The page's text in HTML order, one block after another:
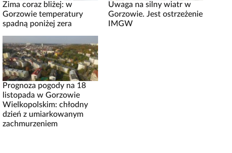
Zima coraz bliżej: w
Gorzowie temperatury
spadną poniżej zera
Uwaga na silny wiatr w
Gorzowie. Jest ostrzeżenie
IMGW
Prognoza pogody na 18
listopada w Gorzowie
Wielkopolskim: chłodny
dzień z umiarkowanym
zachmurzeniem